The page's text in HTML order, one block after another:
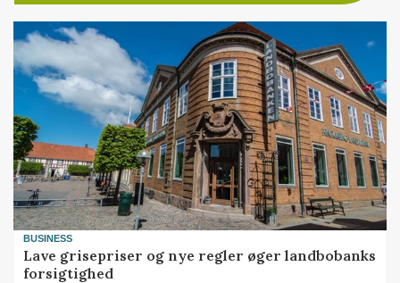
BUSINESS
Lave grisepriser og nye regler øger landbobanks
forsigtighed